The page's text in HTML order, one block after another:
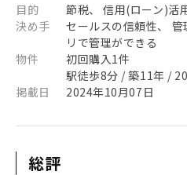
目的
節税、 信用(ローン)活
決め手
セールスの信頼性、
リで管理ができる
物件
初回購入1件
駅徒歩8分 / 築11年 /
掲載日
2024年10月07日
総評